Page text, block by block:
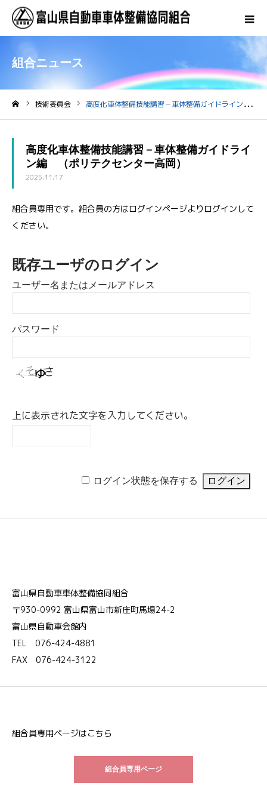
組合ニュース
技術委員会 高度化車体整備技能講習－車体整備ガイドライン編 （ポリテクセンター高岡）
高度化車体整備技能講習－車体整備ガイドライ
ン編 （ポリテクセンター高岡）
2025.11.17
組合員専用です。組合員の方はログインページよりログインして
ください。
既存ユーザのログイン
ユーザー名またはメールアドレス
パスワード
上に表示された文字を入力してください。
ログイン状態を保存する
富山県自動車車体整備協同組合
〒930-0992 富山県富山市新庄町馬場24-2
富山県自動車会館内
TEL 076-424-4881
FAX 076-424-3122
組合員専用ページはこちら
組合員専用ページ